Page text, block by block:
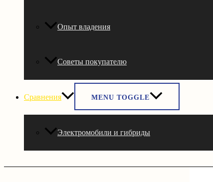
Опыт владения
Советы покупателю
Сравнения MENU TOGGLE
Электромобили и гибриды